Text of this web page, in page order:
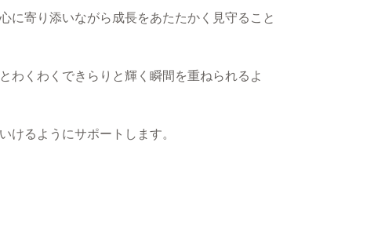
に寄り添いながら成長をあたたかく見守ること
わくわくできらりと輝く瞬間を重ねられるよ
るようにサポートします。